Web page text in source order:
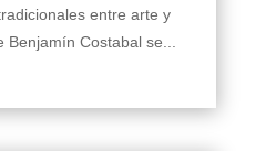
entre arte y
Costabal se...